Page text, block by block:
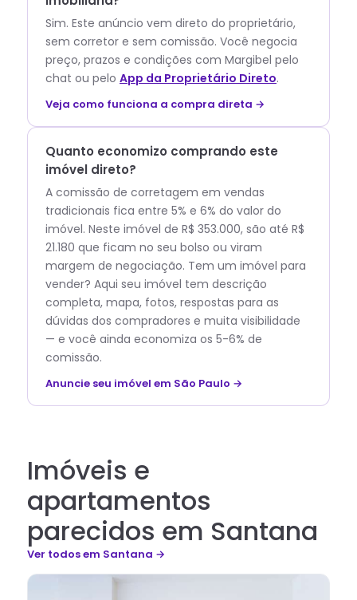
Sim. Este anúncio vem direto do proprietário,
sem corretor e sem comissão. Você negocia
preço, prazos e condições com Margibel pelo
chat ou pelo App da Proprietário Direto.
Veja como funciona a compra direta →
Quanto economizo comprando este
imóvel direto?
A comissão de corretagem em vendas
tradicionais fica entre 5% e 6% do valor do
imóvel. Neste imóvel de R$ 353.000, são até R$
21.180 que ficam no seu bolso ou viram
margem de negociação. Tem um imóvel para
vender? Aqui seu imóvel tem descrição
completa, mapa, fotos, respostas para as
dúvidas dos compradores e muita visibilidade
— e você ainda economiza os 5-6% de
comissão.
Anuncie seu imóvel em São Paulo →
Imóveis e
apartamentos
parecidos em Santana
Ver todosem Santana →